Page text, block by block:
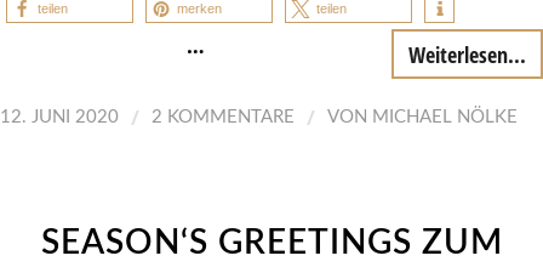
teilen merken teilen
… Weiterlesen...
12. JUNI 2020 / 2 KOMMENTARE / VON MICHAEL NÖLKE
SEASON‘S GREETINGS ZUM